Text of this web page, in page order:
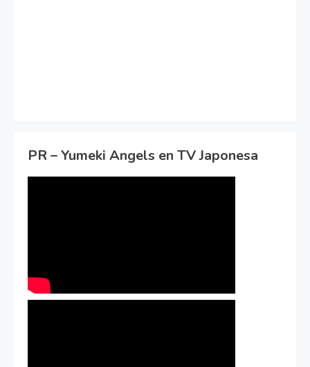
PR – Yumeki Angels en TV Japonesa